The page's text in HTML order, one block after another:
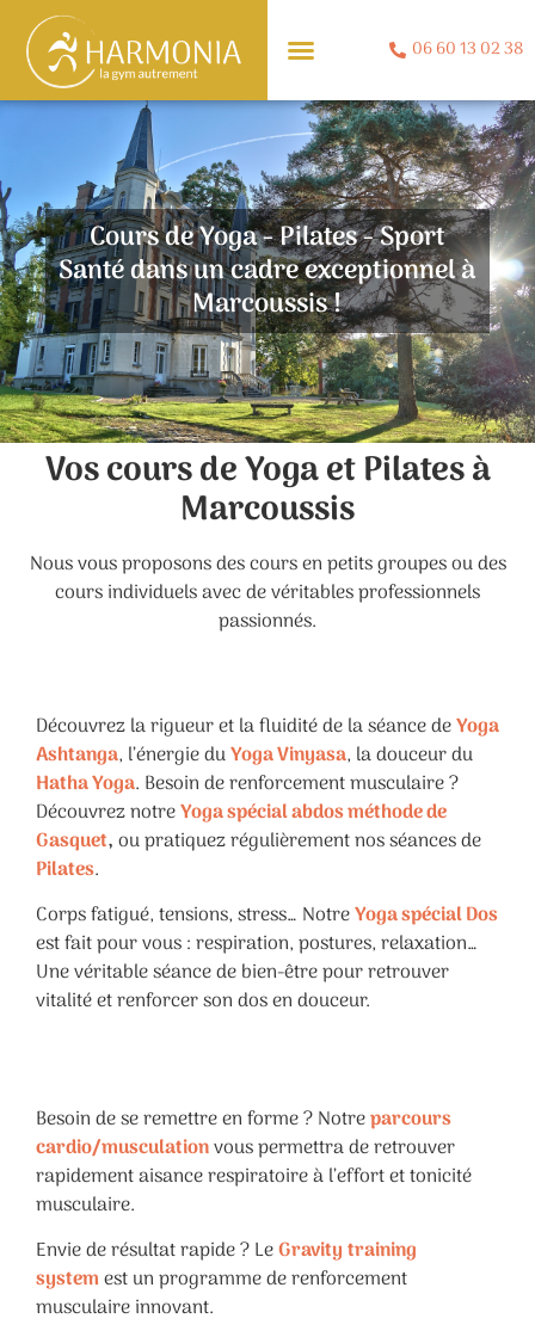
06 60 13 02 38
Cours de Yoga - Pilates - Sport
Santé dans un cadre exceptionnel à
Marcoussis !
Vos cours de Yoga et Pilates à
Marcoussis
Nous vous proposons des cours en petits groupes ou des
cours individuels avec de véritables professionnels
passionnés.
Découvrez la rigueur et la fluidité de la séance deYoga
Ashtanga, l’énergie duYoga Vinyasa, la douceur du
Hatha Yoga. Besoin de renforcement musculaire ?
Découvrez notreYoga spécial abdos méthode de
Gasquet,ou pratiquez régulièrement nos séances de
Pilates.
Corps fatigué, tensions, stress… NotreYoga spécial Dos
est fait pour vous : respiration, postures, relaxation…
Une véritable séance de bien-être pour retrouver
vitalité et renforcer son dos en douceur.
Besoin de se remettre en forme ? Notreparcours
cardio/musculationvous permettra de retrouver
rapidement aisance respiratoire à l’effort et tonicité
musculaire.
Envie de résultat rapide ? LeGravitytraining
systemest un programme de renforcement
musculaire innovant.